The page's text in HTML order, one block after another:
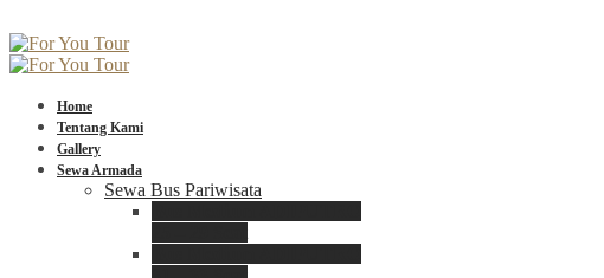
Home
Tentang Kami
Gallery
Sewa Armada
Sewa Bus Pariwisata